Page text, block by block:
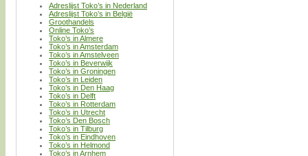
Adreslijst Toko’s in Nederland
Adreslijst Toko’s in België
Groothandels
Online Toko’s
Toko’s in Almere
Toko’s in Amsterdam
Toko’s in Amstelveen
Toko’s in Beverwijk
Toko’s in Groningen
Toko’s in Leiden
Toko’s in Den Haag
Toko’s in Delft
Toko’s in Rotterdam
Toko’s in Utrecht
Toko’s Den Bosch
Toko’s in Tilburg
Toko’s in Eindhoven
Toko’s in Helmond
Toko’s in Arnhem